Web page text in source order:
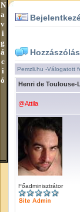
N
a
v
i
g
á
c
i
ó
Pemzli.hu -Válogatott
Henri de
@Attila
Főadminisztrátor